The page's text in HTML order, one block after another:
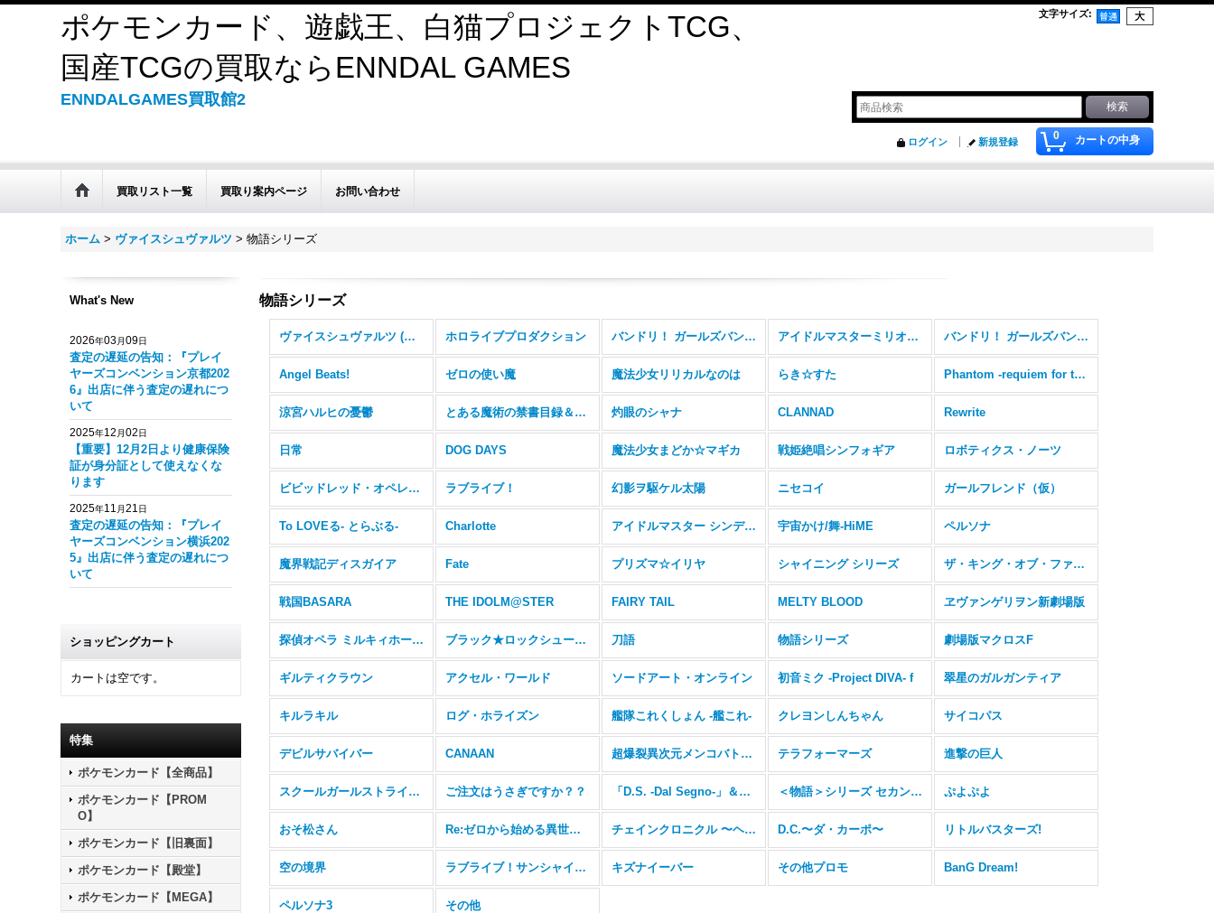
ポケモンカード、遊戯王、白猫プロジェクトTCG、
国産TCGの買取ならENNDAL GAMES
文字サイズ:
ENNDALGAMES買取館2
0 カートの中身
ログイン 新規登録
買取リスト一覧 買取り案内ページ お問い合わせ
ホーム > ヴァイスシュヴァルツ > 物語シリーズ
What's New
2026年03月09日
査定の遅延の告知：『プレイ
ヤーズコンベンション京都202
6』出店に伴う査定の遅れにつ
いて
2025年12 月02日
【重要】12月2日より健康保険
証が身分証として使えなくな
ります
2025年11 月21日
査定の遅延の告知：『プレイ
ヤーズコンベンション横浜202
5』出店に伴う査定の遅れにつ
いて
ショッピングカート
カートは空です。
特集
ポケモンカード【全商品】
ポケモンカード【PROM
O】
ポケモンカード【旧裏面】
ポケモンカード【殿堂】
ポケモンカード【MEGA】
物語シリーズ
ヴァイスシュヴァルツ (全商品) ホロライブプロダクション バンドリ！ ガールズバンドパーティ！Vol.2 アイドルマスターミリオンライブ！ バンドリ！ ガールズバンドパーティ！
Angel Beats! ゼロの使い魔 魔法少女リリカルなのは らき☆すた Phantom -requiem for the phantom-
涼宮ハルヒの憂鬱 とある魔術の禁書目録＆とある科学の超電磁砲 灼眼のシャナ CLANNAD Rewrite
日常 DOG DAYS 魔法少女まどか☆マギカ 戦姫絶唱シンフォギア ロボティクス・ノーツ
ビビッドレッド・オペレーション ラブライブ！ 幻影ヲ駆ケル太陽 ニセコイ ガールフレンド（仮）
To LOVEる- とらぶる- Charlotte アイドルマスター シンデレラガールズ 宇宙かけ/舞-HiME ペルソナ
魔界戦記ディスガイア Fate プリズマ☆イリヤ シャイニング シリーズ ザ・キング・オブ・ファイターズ
戦国BASARA THE IDOLM@STER FAIRY TAIL MELTY BLOOD ヱヴァンゲリヲン新劇場版
探偵オペラ ミルキィホームズ ブラック★ロックシューター 刀語 物語シリーズ 劇場版マクロスF
ギルティクラウン アクセル・ワールド ソードアート・オンライン 初音ミク -Project DIVA- f 翠星のガルガンティア
キルラキル ログ・ホライズン 艦隊これくしょん -艦これ- クレヨンしんちゃん サイコパス
デビルサバイバー CANAAN 超爆裂異次元メンコバトル ギガントシューターつかさ テラフォーマーズ 進撃の巨人
スクールガールストライカーズ ご注文はうさぎですか？？ 「D.S. -Dal Segno-」＆「D.C.III With You 〜ダ・カーポIII〜 ウィズユー」 ＜物語＞シリーズ セカンドシーズン ぷよぷよ
おそ松さん Re:ゼロから始める異世界生活 チェインクロニクル 〜ヘクセイタスの閃〜 D.C.〜ダ・カーポ〜 リトルバスターズ!
空の境界 ラブライブ！サンシャイン！！ キズナイーバー その他プロモ BanG Dream!
ペルソナ3 その他